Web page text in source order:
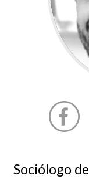
Sociólogo